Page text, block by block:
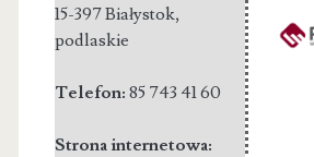
15-397 Białystok,
podlaskie
Telefon: 85 743 41 60
Strona internetowa: